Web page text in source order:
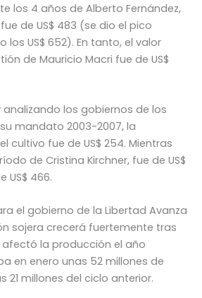
los 4 años de Alberto Fernández,
de US$ 483 (se dio el pico
US$ 652). En tanto, el valor
de Mauricio Macri fue de US$
los gobiernos de los
mandato 2003-2007, la
cultivo fue de US$ 254. Mientras
de Cristina Kirchner, fue de US$
US$ 466.
el gobierno de la Libertad Avanza
sojera crecerá fuertemente tras
la producción el año
en enero unas 52 millones de
21 millones del ciclo anterior.